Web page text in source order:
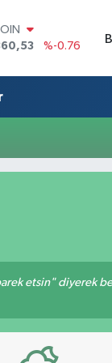
%-0.76
%0.17
ALTIN
etsin" diyerek